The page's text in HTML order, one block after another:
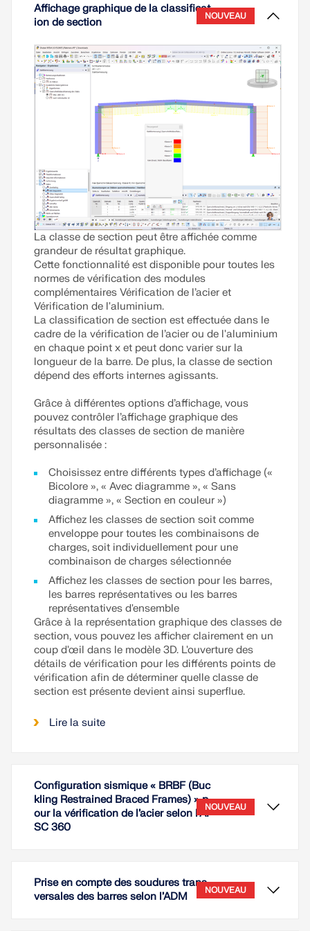
Affichage graphique de la classificat
ion de section
NOUVEAU
La classe de section peut être affichée comme
grandeur de résultat graphique.
Cette fonctionnalité est disponible pour toutes les
normes de vérification des modules
complémentaires Vérification de l’acier et
Vérification de l'aluminium.
La classification de section est effectuée dans le
cadre de la vérification de l’acier ou de l'aluminium
en chaque point x et peut donc varier sur la
longueur de la barre. De plus, la classe de section
dépend des efforts internes agissants.
Grâce à différentes options d’affichage, vous
pouvez contrôler l’affichage graphique des
résultats des classes de section de manière
personnalisée :
Choisissez entre différents types d’affichage («
Bicolore », « Avec diagramme », « Sans
diagramme », « Section en couleur »)
Affichez les classes de section soit comme
enveloppe pour toutes les combinaisons de
charges, soit individuellement pour une
combinaison de charges sélectionnée
Affichez les classes de section pour les barres,
les barres représentatives ou les barres
représentatives d'ensemble
Grâce à la représentation graphique des classes de
section, vous pouvez les afficher clairement en un
coup d'œil dans le modèle 3D. L'ouverture des
détails de vérification pour les différents points de
vérification afin de déterminer quelle classe de
section est présente devient ainsi superflue.
Lire la suite
Configuration sismique « BRBF (Buc
kling Restrained Braced Frames) » p
our la vérification de l’acier selon l’AI
SC 360
NOUVEAU
Prise en compte des soudures trans
versales des barres selon l’ADM
NOUVEAU